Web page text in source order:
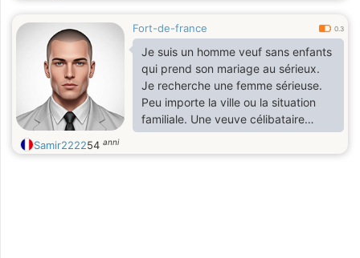
Fort-de-france 0.3
Je suis un homme veuf sans enfants
qui prend son mariage au sérieux.
Je recherche une femme sérieuse.
Peu importe la ville ou la situation
familiale. Une veuve célibataire
divorcée.
Samir222254 anni